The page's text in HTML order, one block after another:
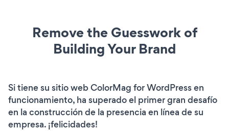
Remove the Guesswork of
Building Your Brand
Si tiene su sitio web ColorMag for WordPress en
funcionamiento, ha superado el primer gran desafío
en la construcción de la presencia en línea de su
empresa. ¡felicidades!